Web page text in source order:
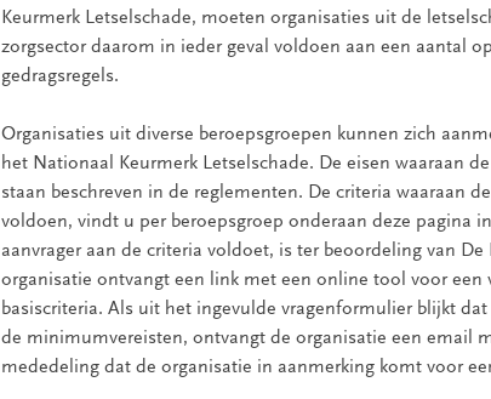
Keurmerk Letselschade, moeten organisaties uit de
zorgsector daarom in ieder geval voldoen aan een aantal
gedragsregels.
Organisaties uit diverse beroepsgroepen kunnen zich
het Nationaal Keurmerk Letselschade. De eisen waaraan
staan beschreven in de reglementen. De criteria waaraan
voldoen, vindt u per beroepsgroep onderaan deze pagina
aanvrager aan de criteria voldoet, is ter beoordeling van De
organisatie ontvangt een link met een online tool voor een
basiscriteria. Als uit het ingevulde vragenformulier blijkt
de minimumvereisten, ontvangt de organisatie een email
mededeling dat de organisatie in aanmerking komt voor